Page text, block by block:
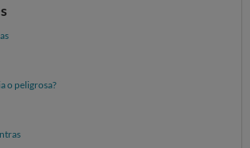
o peligrosa?